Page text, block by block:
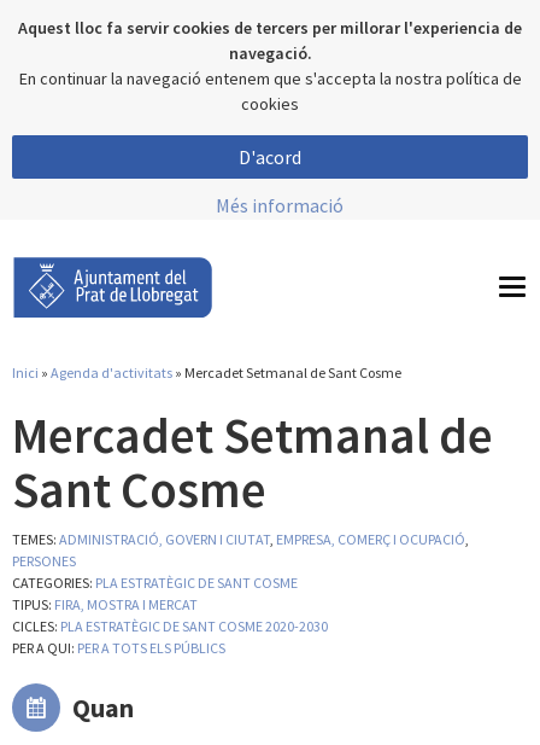
Aquest lloc fa servir cookies de tercers per millorar l'experiencia de
navegació.
En continuar la navegació entenem que s'accepta la nostra política de
cookies
D'acord
Més informació
Inici » Agenda d'activitats » Mercadet Setmanal de Sant Cosme
Mercadet Setmanal de
Sant Cosme
TEMES: ADMINISTRACIÓ, GOVERN I CIUTAT, EMPRESA, COMERÇ I OCUPACIÓ,
PERSONES
CATEGORIES: PLA ESTRATÈGIC DE SANT COSME
TIPUS: FIRA, MOSTRA I MERCAT
CICLES: PLA ESTRATÈGIC DE SANT COSME 2020-2030
PER A QUI: PER A TOTS ELS PÚBLICS
Quan